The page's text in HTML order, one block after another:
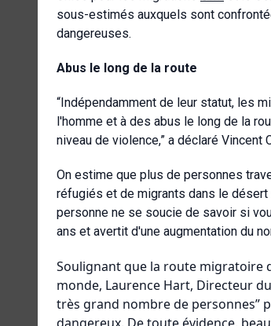
sous-estimés auxquels sont
dangereuses.
Abus le long de la route
“Indépendamment de leur statut, les
l'homme et à des abus le long de la
niveau de violence,” a déclaré
On estime que plus de personnes
réfugiés et de migrants dans le désert
personne ne se soucie de savoir si
ans et avertit d'une augmentation du
Soulignant que la route migratoire
monde, Laurence Hart, Directeur
très grand nombre de personnes”